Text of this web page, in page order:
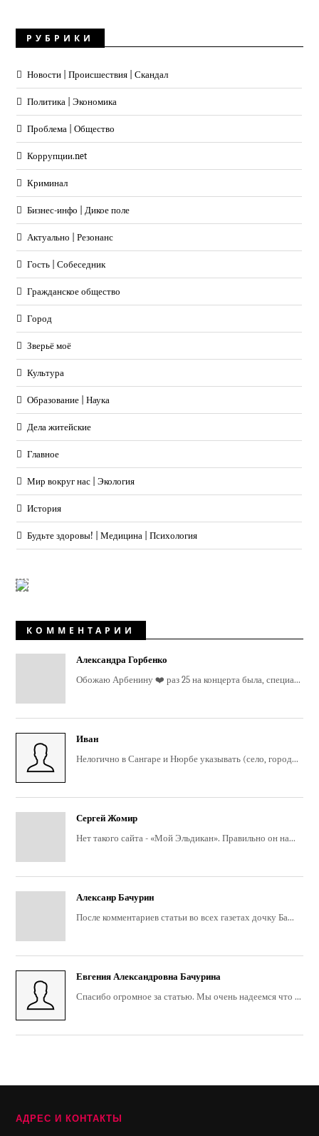
РУБРИКИ
Новости | Происшествия | Скандал
Политика | Экономика
Проблема | Общество
Коррупции.net
Криминал
Бизнес-инфо | Дикое поле
Актуально | Резонанс
Гость | Собеседник
Гражданское общество
Город
Зверьё моё
Культура
Образование | Наука
Дела житейские
Главное
Мир вокруг нас | Экология
История
Будьте здоровы! | Медицина | Психология
КОММЕНТАРИИ
Александра Горбенко
Обожаю Арбенину ❤️ раз 25 на концерта была, специа...
Иван
Нелогично в Сангаре и Нюрбе указывать (село, город...
Сергей Жомир
Нет такого сайта - «Мой Эльдикан». Правильно он на...
Алексанр Бачурин
После комментариев статьи во всех газетах дочку Ба...
Евгения Александровна Бачурина
Спасибо огромное за статью. Мы очень надеемся что ...
АДРЕС И КОНТАКТЫ